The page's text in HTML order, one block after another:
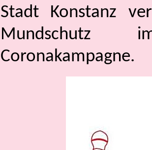
Stadt Konstanz
Mundschutz
Coronakampagne.